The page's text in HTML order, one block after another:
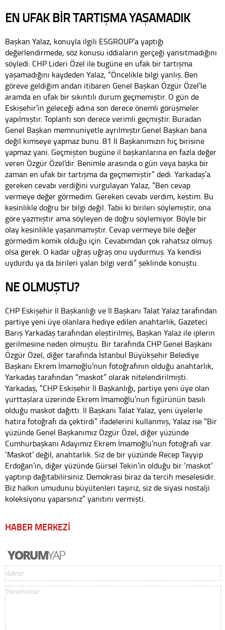
EN UFAK BİR TARTIŞMA YAŞAMADIK
Başkan Yalaz, konuyla ilgili ESGROUP’a yaptığı
değerlendirmede, söz konusu iddiaların gerçeği yansıtmadığını
söyledi. CHP Lideri Özel ile bugüne en ufak bir tartışma
yaşamadığını kaydeden Yalaz, “Öncelikle bilgi yanlış. Ben
göreve geldiğim andan itibaren Genel Başkan Özgür Özel’le
aramda en ufak bir sıkıntılı durum geçmemiştir. O gün de
Eskişehir’in geleceği adına son derece önemli görüşmeler
yapılmıştır. Toplantı son derece verimli geçmiştir. Buradan
Genel Başkan memnuniyetle ayrılmıştır.Genel Başkan bana
değil kimseye yapmaz bunu. 81 İl Başkanımızın hiç birisine
yapmaz yani. Geçmişten bugüne il başkanlarına en fazla değer
veren Özgür Özel’dir. Benimle arasında o gün veya başka bir
zaman en ufak bir tartışma da geçmemiştir” dedi. Yarkadaş’a
gereken cevabı verdiğini vurgulayan Yalaz, “Ben cevap
vermeye değer görmedim. Gereken cevabı verdim, kestim. Bu
kesinlikle doğru bir bilgi değil. Tabii ki birileri söylemiştir, ona
göre yazmıştır ama söyleyen de doğru söylemiyor. Böyle bir
olay kesinlikle yaşanmamıştır. Cevap vermeye bile değer
görmedim komik olduğu için. Cevabımdan çok rahatsız olmuş
olsa gerek. O kadar uğraş uğraş onu uydurmuş. Ya kendisi
uydurdu ya da birileri yalan bilgi verdi” şeklinde konuştu.
NE OLMUŞTU?
CHP Eskişehir İl Başkanlığı ve İl Başkanı Talat Yalaz tarafından
partiye yeni üye olanlara hediye edilen anahtarlık, Gazeteci
Barış Yarkadaş tarafından eleştirilmiş, Başkan Yalaz ile iplerin
gerilmesine neden olmuştu. Bir tarafında CHP Genel Başkanı
Özgür Özel, diğer tarafında İstanbul Büyükşehir Belediye
Başkanı Ekrem İmamoğlu’nun fotoğrafının olduğu anahtarlık,
Yarkadaş tarafından “maskot” olarak nitelendirilmişti.
Yarkadaş, “CHP Eskişehir İl Başkanlığı, partiye yeni üye olan
yurttaşlara üzerinde Ekrem İmamoğlu’nun figürünün basılı
olduğu maskot dağıttı. İl Başkanı Talat Yalaz, yeni üyelerle
hatıra fotoğrafı da çektirdi” ifadelerini kullanmış, Yalaz ise “Bir
yüzünde Genel Başkanımız Özgür Özel, diğer yüzünde
Cumhurbaşkanı Adayımız Ekrem İmamoğlu’nun fotoğrafı var.
‘Maskot’ değil, anahtarlık. Siz de bir yüzünde Recep Tayyip
Erdoğan’ın, diğer yüzünde Gürsel Tekin’in olduğu bir ‘maskot’
yaptırıp dağıtabilirsiniz. Demokrasi biraz da tercih meselesidir.
Biz halkın umudunu büyütenleri taşırız, siz de siyasi nostalji
koleksiyonu yaparsınız” yanıtını vermişti.
HABER MERKEZİ